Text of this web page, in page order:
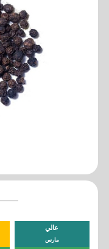
عالي
مارس